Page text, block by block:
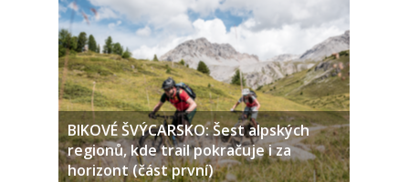
BIKOVÉ ŠVÝCARSKO: Šest alpských
regionů, kde trail pokračuje i za
horizont (část první)